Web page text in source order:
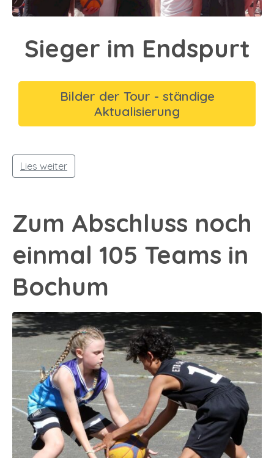
Sieger im Endspurt
Bilder der Tour - ständige
Aktualisierung
Lies weiter
Zum Abschluss noch
einmal 105 Teams in
Bochum